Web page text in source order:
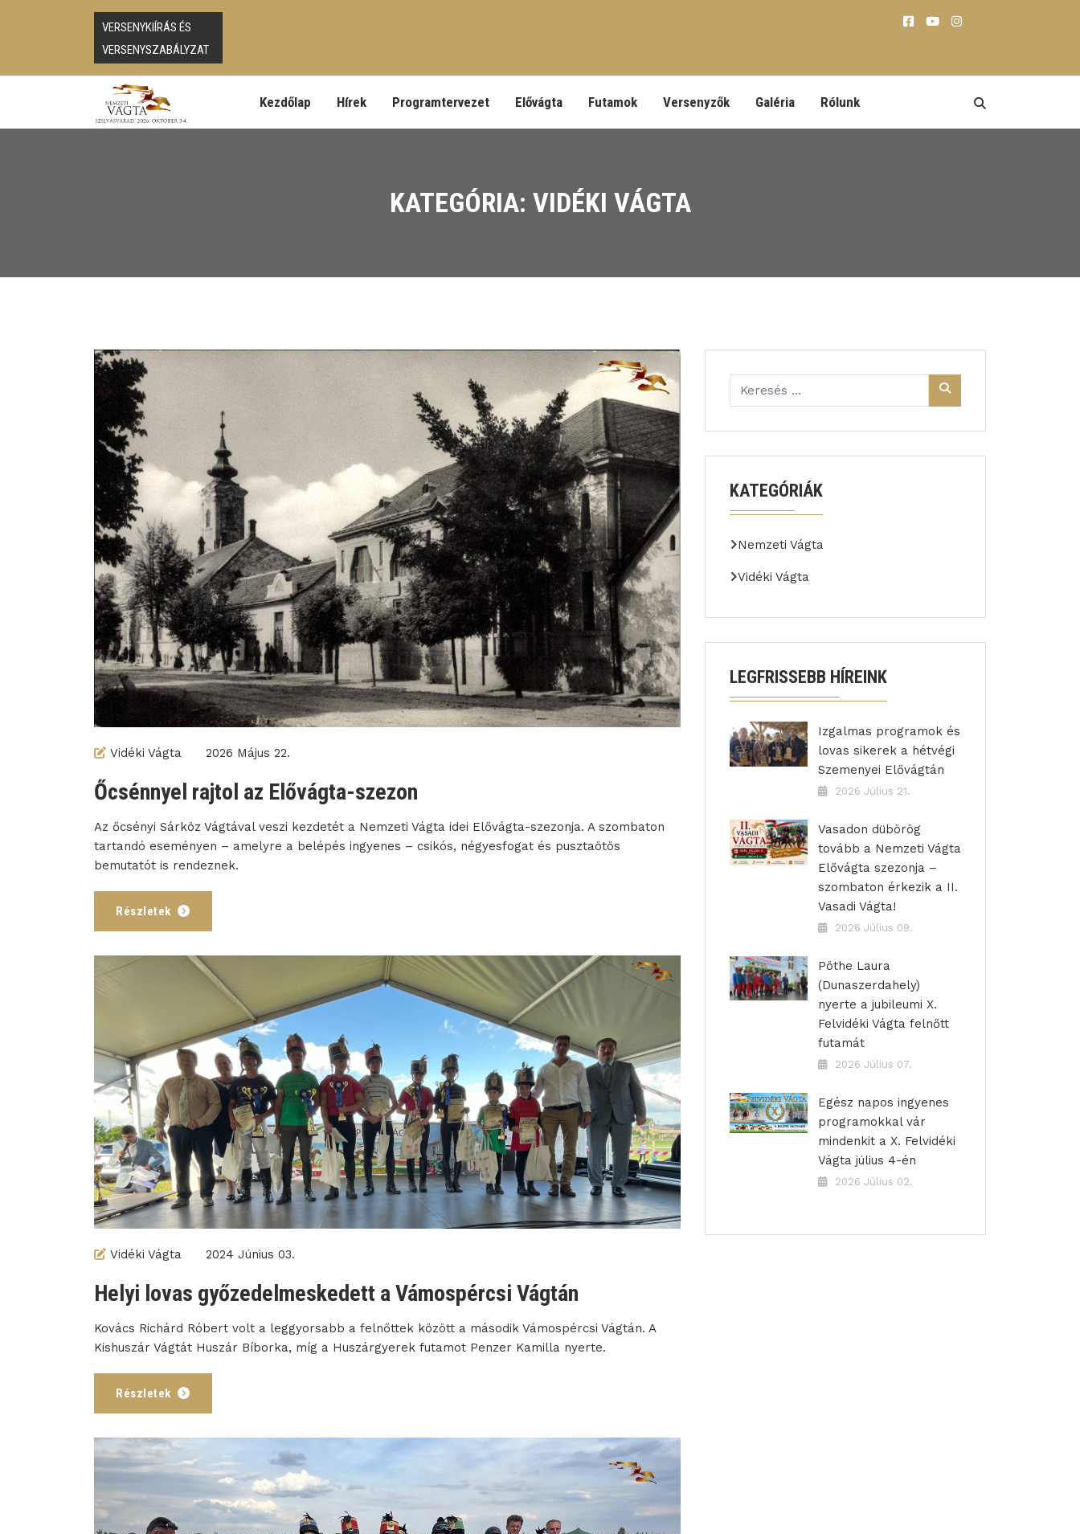
VERSENYKIÍRÁS ÉS
VERSENYSZABÁLYZAT
Kezdőlap Hírek Programtervezet Elővágta Futamok Versenyzők Galéria Rólunk
KATEGÓRIA: VIDÉKI VÁGTA
Vidéki Vágta 2026 Május 22.
Őcsénnyel rajtol az Elővágta-szezon
Az őcsényi Sárköz Vágtával veszi kezdetét a Nemzeti Vágta idei Elővágta-szezonja. A szombaton
tartandó eseményen – amelyre a belépés ingyenes – csikós, négyesfogat és pusztaötös
bemutatót is rendeznek.
Részletek
Vidéki Vágta 2024 Június 03.
Helyi lovas győzedelmeskedett a Vámospércsi Vágtán
Kovács Richárd Róbert volt a leggyorsabb a felnőttek között a második Vámospércsi Vágtán. A
Kishuszár Vágtát Huszár Bíborka, míg a Huszárgyerek futamot Penzer Kamilla nyerte.
Részletek
KATEGÓRIÁK
Nemzeti Vágta
Vidéki Vágta
LEGFRISSEBB HÍREINK
Izgalmas programok és
lovas sikerek a hétvégi
Szemenyei Elővágtán
2026 Július 21.
Vasadon dübörög
tovább a Nemzeti Vágta
Elővágta szezonja –
szombaton érkezik a II.
Vasadi Vágta!
2026 Július 09.
Pöthe Laura
(Dunaszerdahely)
nyerte a jubileumi X.
Felvidéki Vágta felnőtt
futamát
2026 Július 07.
Egész napos ingyenes
programokkal vár
mindenkit a X. Felvidéki
Vágta július 4-én
2026 Július 02.